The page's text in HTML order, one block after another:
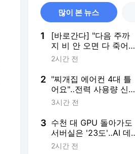
많이 본 뉴스
1
[바로간다] "다음 주까
지 비 안 오면 다 죽어"
폭염+가뭄, 유례없는 복
2시간 전
2 "찌개집 에어컨 4대 틀
어요"‥전력 사용량 신기
록 세우나?
3시간 전
3 수천 대 GPU 돌아가도
서버실은 '23도'‥AI 데
이터센터를 식혀라!
2시간 전